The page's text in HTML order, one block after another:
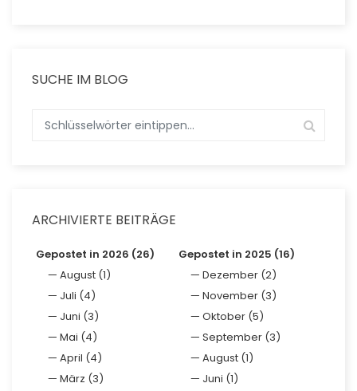
SUCHE IM BLOG
ARCHIVIERTE BEITRÄGE
Gepostet in 2026 (26)
August (1)
Juli (4)
Juni (3)
Mai (4)
April (4)
März (3)
Gepostet in 2025 (16)
Dezember (2)
November (3)
Oktober (5)
September (3)
August (1)
Juni (1)